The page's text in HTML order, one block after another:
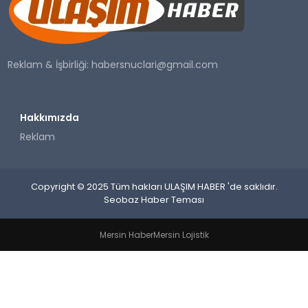
SAĞLIK
YAŞAM
Reklam & İşbirliği:habersnuclari@gmail.com
Hakkımızda
Reklam
Copyright © 2025 Tüm hakları ULAŞIM HABER 'de saklıdır.
Seobaz Haber Teması
Mersin HaberMersin Lojistik